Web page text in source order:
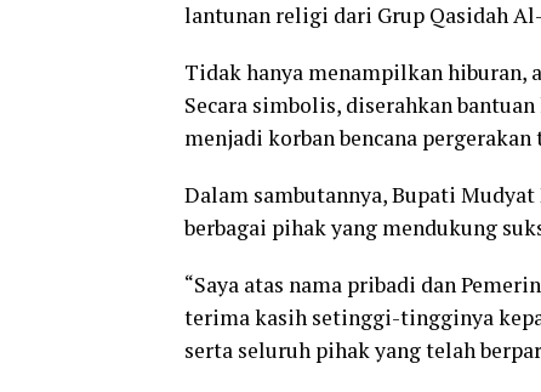
lantunan religi dari Grup Qasidah
Tidak hanya menampilkan hiburan,
Secara simbolis, diserahkan
menjadi korban bencana pergerakan
Dalam sambutannya, Bupati
berbagai pihak yang mendukung
“Saya atas nama pribadi dan
terima kasih setinggi-tingginya
serta seluruh pihak yang telah